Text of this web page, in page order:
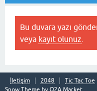
Bu duvara yazı
veya kayıt olunuz
İletişim 2048 Tic Tac Toe
Snow Theme by Q2A Market